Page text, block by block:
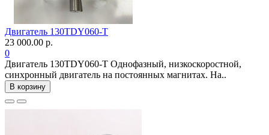
Двигатель 130TDY060-T
23 000.00 р.
0
Двигатель 130TDY060-T Однофазный, низкоскоростной,
синхронный двигатель на постоянных магнитах. На..
В корзину